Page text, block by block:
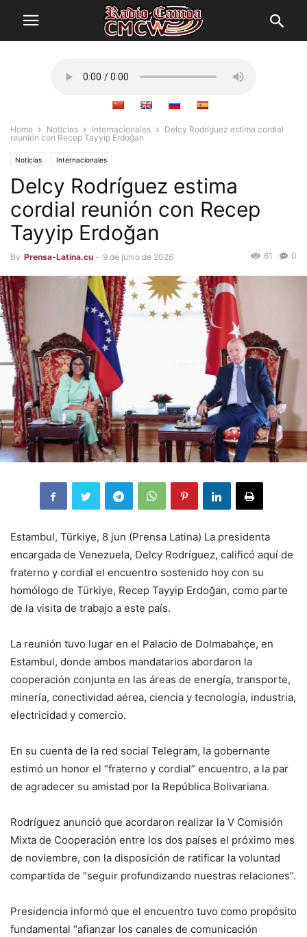
Home Noticias Internacionales
Delcy Rodríguez estima cordial
reunión con Recep Tayyip Erdoğan
Noticias Internacionales
Delcy Rodríguez estima
cordial reunión con Recep
Tayyip Erdoğan
By Prensa-Latina.cu - 9 de junio de 2026 0
61
Estambul, Türkiye, 8 jun (Prensa Latina) La presidenta
encargada de Venezuela, Delcy Rodríguez, calificó aquí de
fraterno y cordial el encuentro sostenido hoy con su
homólogo de Türkiye, Recep Tayyip Erdoğan, como parte
de la visita de trabajo a este país.
La reunión tuvo lugar en el Palacio de Dolmabahçe, en
Estambul, donde ambos mandatarios abordaron la
cooperación conjunta en las áreas de energía, transporte,
minería, conectividad aérea, ciencia y tecnología, industria,
electricidad y comercio.
En su cuenta de la red social Telegram, la gobernante
estimó un honor el “fraterno y cordial” encuentro, a la par
de agradecer su amistad por la República Bolivariana.
Rodríguez anunció que acordaron realizar la V Comisión
Mixta de Cooperación entre los dos países el próximo mes
de noviembre, con la disposición de ratificar la voluntad
compartida de “seguir profundizando nuestras relaciones”.
Presidencia informó que el encuentro tuvo como propósito
fundamental “afianzar los canales de comunicación